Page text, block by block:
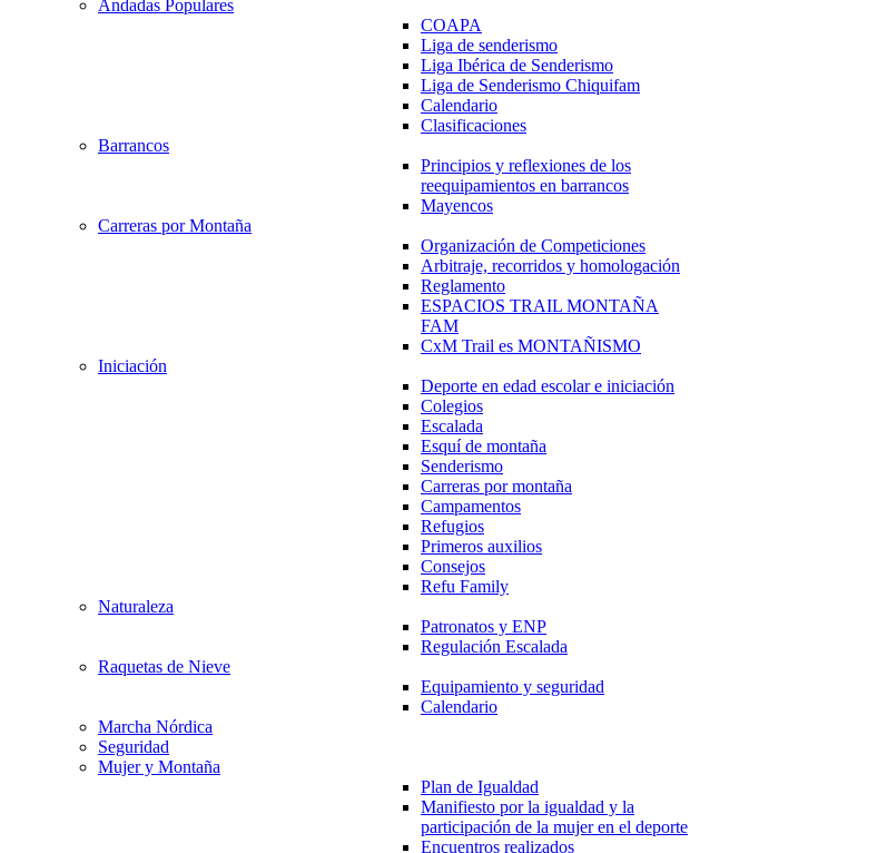
Andadas Populares
COAPA
Liga de senderismo
Liga Ibérica de Senderismo
Liga de Senderismo Chiquifam
Calendario
Clasificaciones
Barrancos
Principios y reflexiones de los
reequipamientos en barrancos
Mayencos
Carreras por Montaña
Organización de Competiciones
Arbitraje, recorridos y homologación
Reglamento
ESPACIOS TRAIL MONTAÑA
FAM
CxM Trail es MONTAÑISMO
Iniciación
Deporte en edad escolar e iniciación
Colegios
Escalada
Esquí de montaña
Senderismo
Carreras por montaña
Campamentos
Refugios
Primeros auxilios
Consejos
Refu Family
Naturaleza
Patronatos y ENP
Regulación Escalada
Raquetas de Nieve
Equipamiento y seguridad
Calendario
Marcha Nórdica
Seguridad
Mujer y Montaña
Plan de Igualdad
Manifiesto por la igualdad y la
participación de la mujer en el deporte
Encuentros realizados